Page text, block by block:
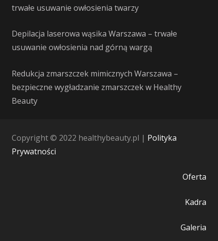
trwałe usuwanie owłosienia twarzy
Depilacja laserowa wąsika Warszawa – trwałe
usuwanie owłosienia nad górną wargą
Redukcja zmarszczek mimicznych Warszawa –
bezpieczne wygładzanie zmarszczek w Healthy
Beauty
Copyright © 2022 healthybeauty.pl | Polityka
Prywatności
Oferta
Kadra
Galeria